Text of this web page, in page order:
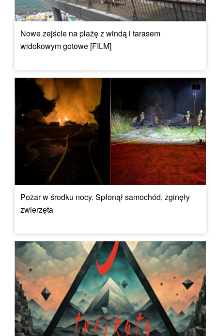
Nowe zejście na plażę z windą i tarasem
widokowym gotowe [FILM]
Pożar w środku nocy. Spłonął samochód, zginęły
zwierzęta